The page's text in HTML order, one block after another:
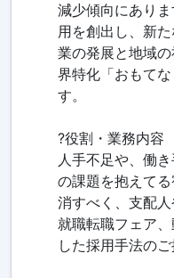
減少傾向にあり
用を創出し、新
業の発展と地域
界特化「おもて
す。
?役割・業務内容
人手不足や、働
の課題を抱えて
消すべく、支配
就職転職フェア
した採用手法の